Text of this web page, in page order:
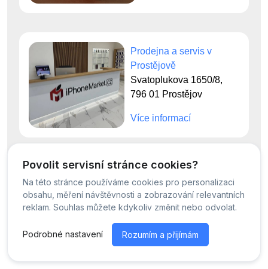
Povolit servisní stránce cookies?
Na této stránce používáme cookies pro personalizaci
obsahu, měření návštěvnosti a zobrazování relevantních
reklam. Souhlas můžete kdykoliv změnit nebo odvolat.
Podrobné nastavení Rozumím a přijímám
Prodejna a servis v
Prostějově
Svatoplukova 1650/8,
796 01 Prostějov
Více informací
© Servis iPhoneMarket - 2026 -Všechna práva vyhrazena.
Běžíme na
MyRepair.app